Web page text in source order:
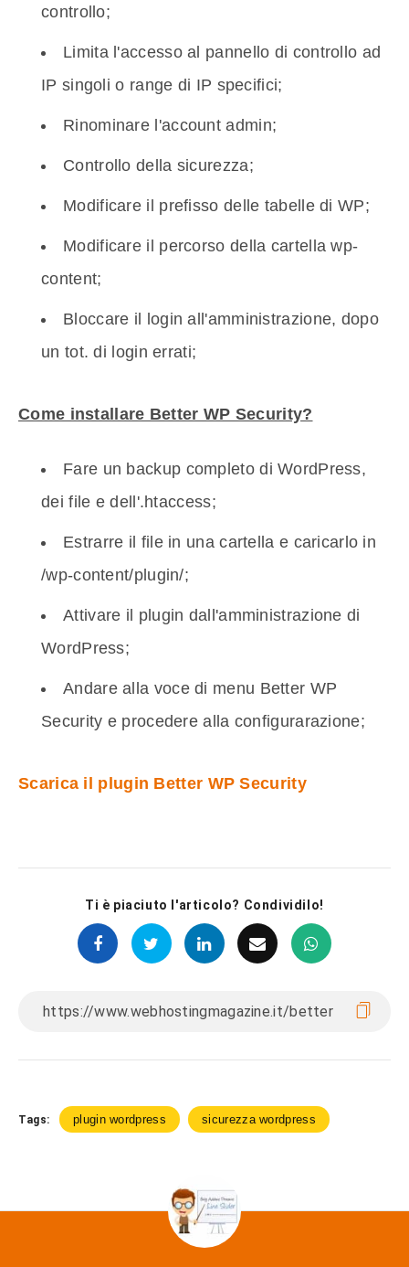
controllo;
Limita l'accesso al pannello di controllo ad
IP singoli o range di IP specifici;
Rinominare l'account admin;
Controllo della sicurezza;
Modificare il prefisso delle tabelle di WP;
Modificare il percorso della cartella wp-
content;
Bloccare il login all'amministrazione, dopo
un tot. di login errati;
Come installare Better WP Security?
Fare un backup completo di WordPress,
dei file e dell'.htaccess;
Estrarre il file in una cartella e caricarlo in
/wp-content/plugin/;
Attivare il plugin dall'amministrazione di
WordPress;
Andare alla voce di menu Better WP
Security e procedere alla configurarazione;
Scarica il plugin Better WP Security
Ti è piaciuto l'articolo? Condividilo!
Tags: plugin wordpress sicurezza wordpress